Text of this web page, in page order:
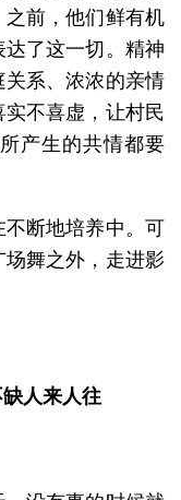
前，他们鲜有机
了这一切。精神
系、浓浓的亲情
不喜虚，让村民
产生的共情都要
断地培养中。可
舞之外，走进影
人来人往